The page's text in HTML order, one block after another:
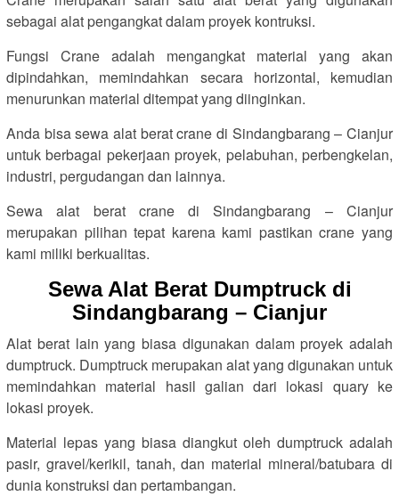
sebagai alat pengangkat dalam proyek kontruksi.
Fungsi Crane adalah mengangkat material yang akan
dipindahkan, memindahkan secara horizontal, kemudian
menurunkan material ditempat yang diinginkan.
Anda bisa sewa alat berat crane di Sindangbarang – Cianjur
untuk berbagai pekerjaan proyek, pelabuhan, perbengkelan,
industri, pergudangan dan lainnya.
Sewa alat berat crane di Sindangbarang – Cianjur
merupakan pilihan tepat karena kami pastikan crane yang
kami miliki berkualitas.
Sewa Alat Berat Dumptruck di
Sindangbarang – Cianjur
Alat berat lain yang biasa digunakan dalam proyek adalah
dumptruck. Dumptruck merupakan alat yang digunakan untuk
memindahkan material hasil galian dari lokasi quary ke
lokasi proyek.
Material lepas yang biasa diangkut oleh dumptruck adalah
pasir, gravel/kerikil, tanah, dan material mineral/batubara di
dunia konstruksi dan pertambangan.